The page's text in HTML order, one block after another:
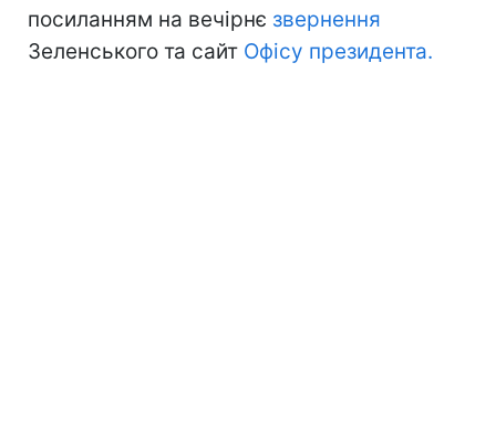
посиланням на вечірнє звернення
Зеленського та сайт Офісу президента.